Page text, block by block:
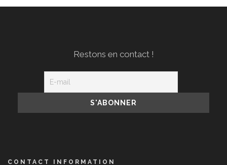
Restons en contact !
CONTACT INFORMATION